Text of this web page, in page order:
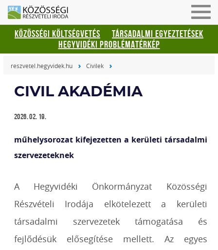
be-
vagy
KÖZÖSSÉGI KÖLTSÉGVETÉS
TÁRSADALMI EGYEZTETÉSEK
HEGYVIDÉKI PROBLÉMATÉRKÉP
reszvetel.hegyvidek.hu Civilek
CIVIL AKADÉMIA
2026. 02. 19.
műhelysorozat kifejezetten a kerületi társadalmi
szervezeteknek
A Hegyvidéki Önkormányzat Közösségi
Részvételi Irodája elkötelezett a kerületi
társadalmi szervezetek támogatása és
fejlődésük elősegítése mellett. Az egyes